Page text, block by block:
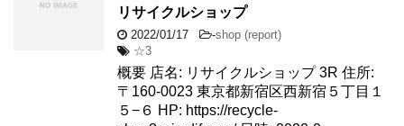
リサイクルショップ
2022/01/17 -shop (report)
☆3
概要 店名: リサイクルショップ 3R 住所:
〒160-0023 東京都新宿区西新宿５丁目１
５−６ HP: https://recycle-